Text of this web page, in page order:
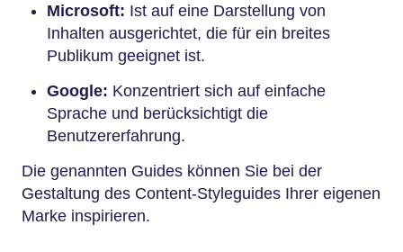
Microsoft: Ist auf eine Darstellung von
Inhalten ausgerichtet, die für ein breites
Publikum geeignet ist.
Google: Konzentriert sich auf einfache
Sprache und berücksichtigt die
Benutzererfahrung.
Die genannten Guides können Sie bei der
Gestaltung des Content-Styleguides Ihrer eigenen
Marke inspirieren.